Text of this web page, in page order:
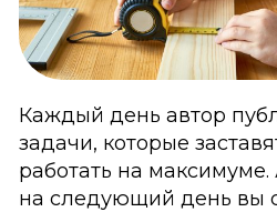
Каждый день автор
задачи, которые
работать на
на следующий день вы